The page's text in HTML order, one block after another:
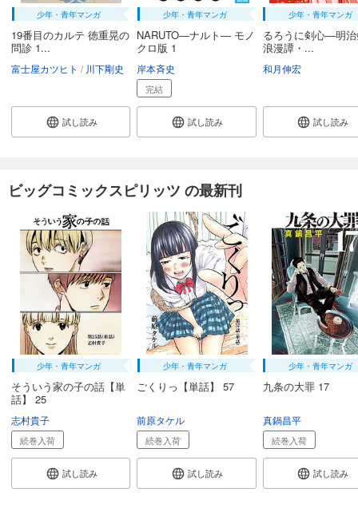
少年・青年マンガ
19番目のカルテ 徳重晃の
問診 1...
富士屋カツヒト 川下剛史
試し読み
少年・青年マンガ
NARUTO―ナルト― モノ
クロ版 1
岸本斉史
完結
試し読み
少年・青年マンガ
るろうに剣心―明
浪漫譚・...
和月伸宏
試し読み
ビッグコミックスピリッツ の最新刊
少年・青年マンガ
そういう家の子の話【単
話】 25
志村貴子
続巻入荷
試し読み
少年・青年マンガ
ごくりっ【単話】 57
前原タケル
続巻入荷
試し読み
少年・青年マンガ
九条の大罪 17
真鍋昌平
続巻入荷
試し読み